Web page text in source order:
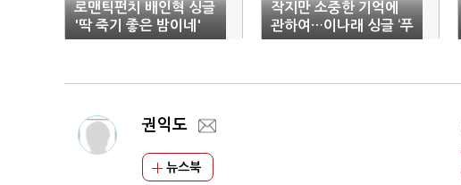
로맨틱펀치 배인혁 싱글
'딱 죽기 좋은 밤이네'
발매
작지만 소중한 기억에
관하여…이나래 싱글 ‘푸
른’ 발매
권익도
뉴스북